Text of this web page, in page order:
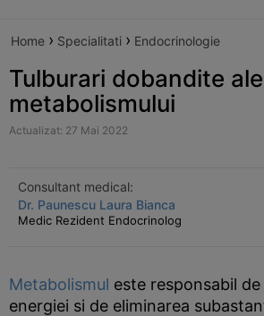
Home › Specialitati › Endocrinologie
Tulburari dobandite ale
metabolismului
Actualizat: 27 Mai 2022
Consultant medical:
Dr. Paunescu Laura Bianca
Medic Rezident Endocrinolog
Metabolismul este responsabil
energiei si de eliminarea